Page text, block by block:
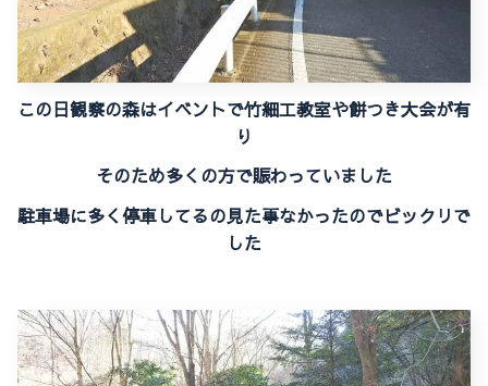
この日観察の森はイベントで竹細工教室や餅つき大会が有
り
そのため多くの方で賑わっていました
駐車場に多く停車してるの見た事なかったのでビックリで
した